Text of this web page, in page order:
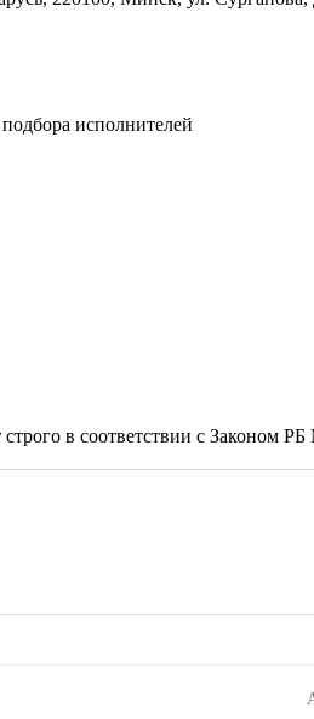
исполнителей
строго в соответствии с